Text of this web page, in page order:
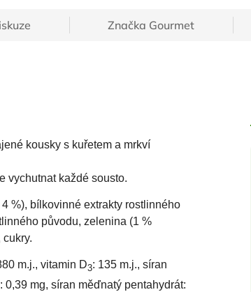
Značka Gourmet
kousky s kuřetem a mrkví
vychutnat každé sousto.
%), bílkovinné extrakty rostlinného
původu, zelenina (1 %
m.j., vitamin D3: 135 m.j., síran
mg, síran měďnatý pentahydrát: